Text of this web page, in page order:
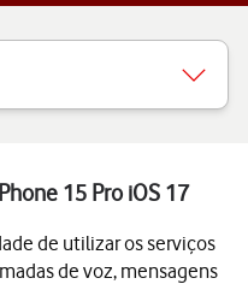
15 Pro iOS 17
de utilizar os serviços
de voz, mensagens